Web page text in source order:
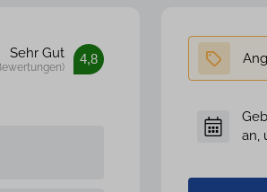
4,8
Sehr Gut
an,